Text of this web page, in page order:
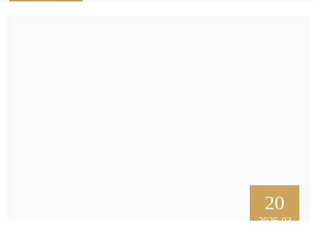
20
2026-03